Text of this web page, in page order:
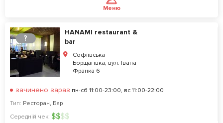
Меню
?
HANAMI restaurant &
bar
Софіївська
Борщагівка, вул. Івана
Франка 6
зачинено зараз пн-сб 11:00-23:00, вс 11:00-22:00
Тип: Ресторан, Бар
Середній чек: $$$$